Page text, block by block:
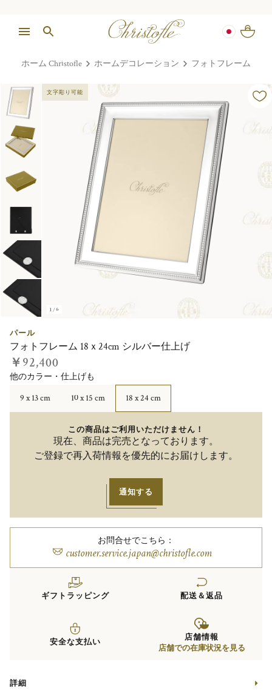
ホーム Christofle ホームデコレーション フォトフレーム
1/6
文字彫り可能
パール
フォトフレーム 18ｘ24cm シルバー仕上げ
￥92,400
他のカラー・仕上げも
9 x 13 cm
10 x 15 cm 18 x 24 cm
この商品はご利用いただけません！
現在、商品は完売となっております。
ご登録で再入荷情報を優先的にお届けします。
通知する
お問合せでこちら：
customer.service.japan@christofle.com
ギフトラッピング 配送＆返品
安全な支払い 店舗情報
店舗での在庫状況を見る
詳細